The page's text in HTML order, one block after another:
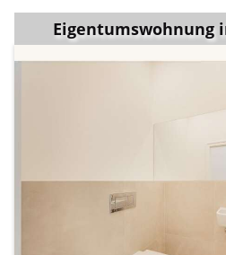
Eigentumswohnung